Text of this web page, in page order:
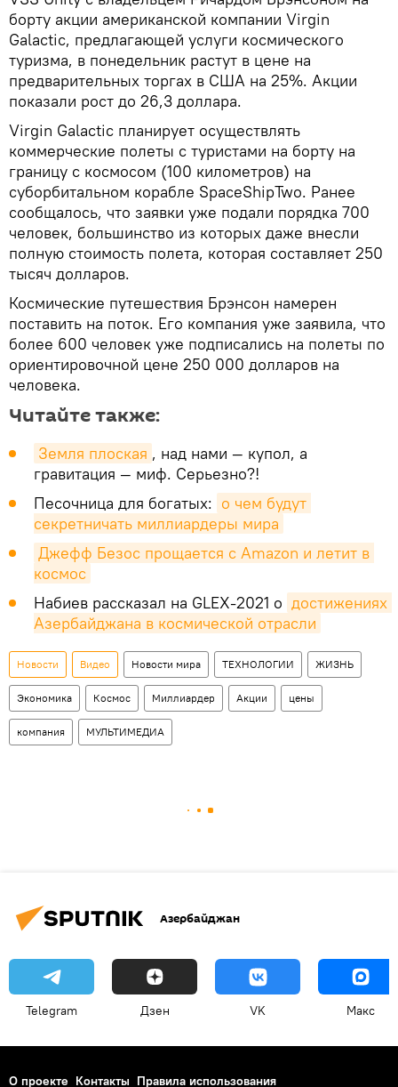
борту акции американской компании Virgin
Galactic, предлагающей услуги космического
туризма, в понедельник растут в цене на
предварительных торгах в США на 25%. Акции
показали рост до 26,3 доллара.
Virgin Galactic планирует осуществлять
коммерческие полеты с туристами на борту на
границу с космосом (100 километров) на
суборбитальном корабле SpaceShipTwo. Ранее
сообщалось, что заявки уже подали порядка 700
человек, большинство из которых даже внесли
полную стоимость полета, которая составляет 250
тысяч долларов.
Космические путешествия Брэнсон намерен
поставить на поток. Его компания уже заявила, что
более 600 человек уже подписались на полеты по
ориентировочной цене 250 000 долларов на
человека.
Читайте также:
Земля плоская , над нами — купол, а
гравитация — миф. Серьезно?!
Песочница для богатых: о чем будут
секретничать миллиардеры мира
Джефф Безос прощается с Amazon и летит в
космос
Набиев рассказал на GLEX-2021 о достижениях
Азербайджана в космической отрасли
Новости Видео Новости мира ТЕХНОЛОГИИ ЖИЗНЬ
Экономика Космос Миллиардер Акции цены
компания МУЛЬТИМЕДИА
Азербайджан
Telegram Дзен VK Макс
О проекте Контакты Правила использования